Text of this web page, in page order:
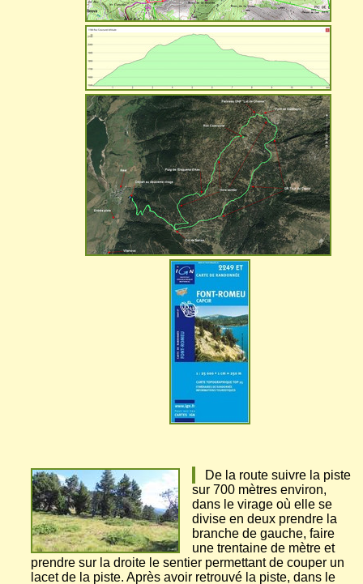
De la route suivre la piste
sur 700 mètres environ,
dans le virage où elle se
divise en deux prendre la
branche de gauche, faire
une trentaine de mètre et
prendre sur la droite le sentier permettant de couper un
lacet de la piste. Après avoir retrouvé la piste, dans le